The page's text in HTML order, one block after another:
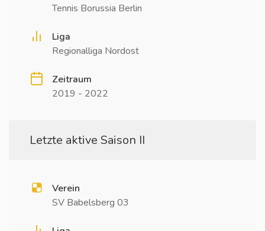
Tennis Borussia Berlin
Liga
Regionalliga Nordost
Zeitraum
2019 - 2022
Letzte aktive Saison II
Verein
SV Babelsberg 03